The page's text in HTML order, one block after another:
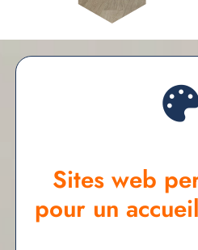
Sites web
pour un